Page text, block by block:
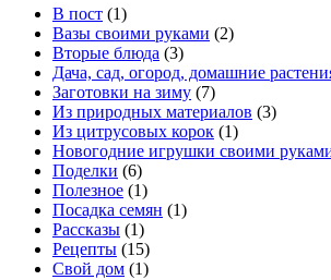
В пост (1)
Вазы своими руками (2)
Вторые блюда (3)
Дача, сад, огород, домашние
Заготовки на зиму (7)
Из природных материалов (3)
Из цитрусовых корок (1)
Новогодние игрушки своими
Поделки (6)
Полезное (1)
Посадка семян (1)
Рассказы (1)
Рецепты (15)
Свой дом (1)